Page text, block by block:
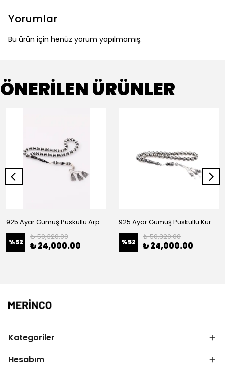
Yorumlar
Bu ürün için henüz yorum yapılmamış.
ÖNERİLEN ÜRÜNLER
925 Ayar Gümüş Püsküllü Arpa Kesim Kuka Tesbih
%52
₺ 50,320.00
₺ 24,000.00
925 Ayar Gümüş Püsküllü Küre Kesim Kuka Tesbih
%52
₺ 50,320.00
₺ 24,000.00
Kategoriler
Hesabım